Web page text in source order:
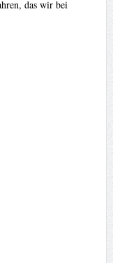
das wir bei